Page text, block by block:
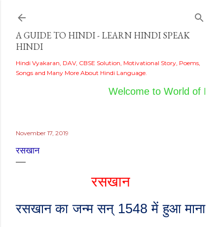
A GUIDE TO HINDI - LEARN HINDI SPEAK
HINDI
Hindi Vyakaran, DAV, CBSE Solution, Motivational Story, Poems,
Songs and Many More About Hindi Language.
Welcome to World of Hindi
November 17, 2019
रसखान
रसखान
रसखान का जन्म सन् 1548 में हुआ माना